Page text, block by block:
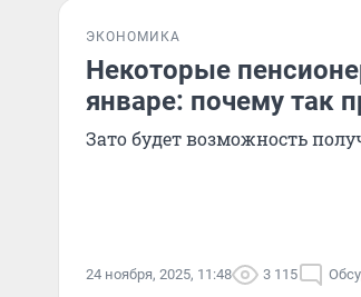
ЭКОНОМИКА
Некоторые
январе: почему так
Зато будет возможность
24 ноября, 2025, 11:48 3 115